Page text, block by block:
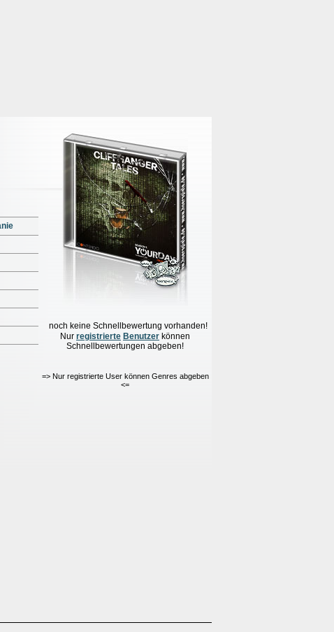
noch keine Schnellbewertung vorhanden!
Nur registrierte Benutzer können
Schnellbewertungen abgeben!
=> Nur registrierte User können Genres abgeben
<=